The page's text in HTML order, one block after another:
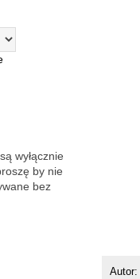
Autor:
wyłącznie
by nie
bez